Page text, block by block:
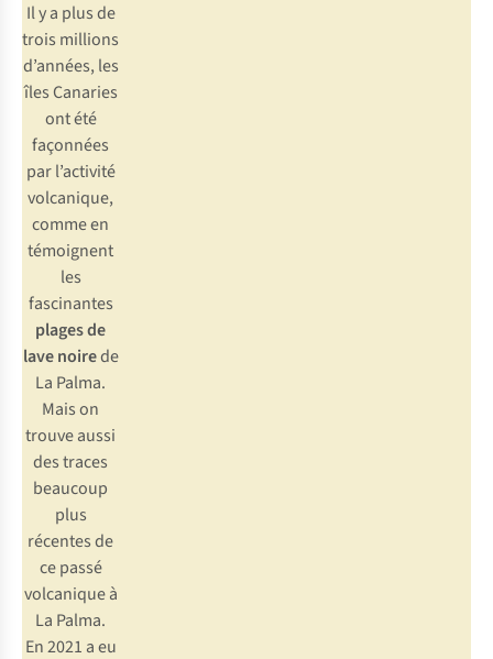
Il y a plus de
trois millions
d’années, les
îles Canaries
ont été
façonnées
par l’activité
volcanique,
comme en
témoignent
les
fascinantes
plages de
lave noirede
La Palma.
Mais on
trouve aussi
des traces
beaucoup
plus
récentes de
ce passé
volcanique à
La Palma.
En 2021 a eu